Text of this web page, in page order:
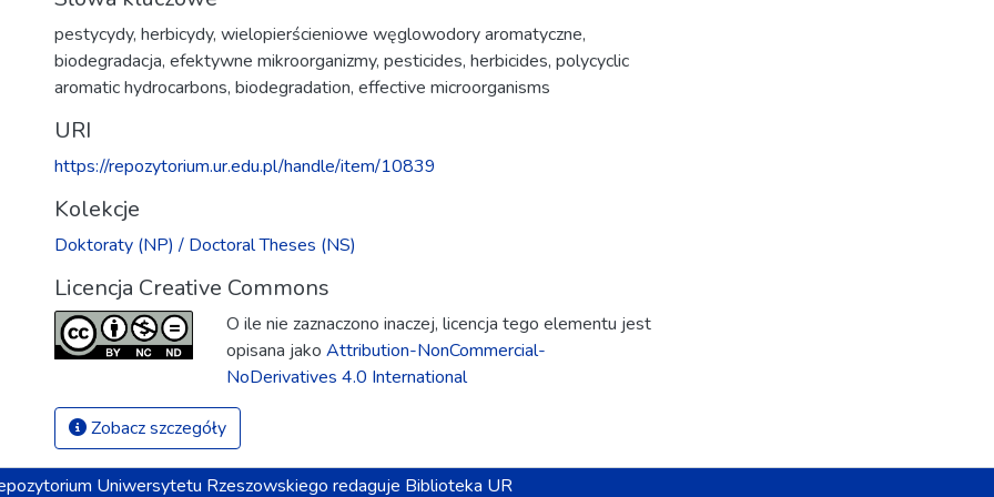
pestycydy, herbicydy, wielopierścieniowe węglowodory aromatyczne,
biodegradacja, efektywne mikroorganizmy, pesticides, herbicides, polycyclic
aromatic hydrocarbons, biodegradation, effective microorganisms
URI
https://repozytorium.ur.edu.pl/handle/item/10839
Kolekcje
Doktoraty (NP) / Doctoral Theses (NS)
Licencja Creative Commons
O ile nie zaznaczono inaczej, licencja tego elementu jest
opisana jako Attribution-NonCommercial-
NoDerivatives 4.0 International
Zobacz szczegóły
Uniwersytetu Rzeszowskiego redaguje Biblioteka UR